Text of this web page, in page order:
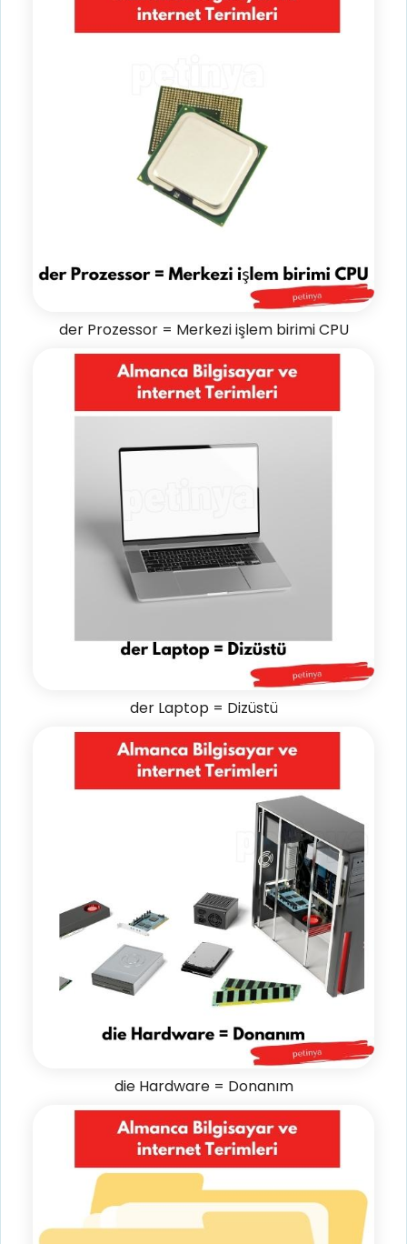
der Prozessor = Merkezi işlem birimi CPU
der Laptop = Dizüstü
die Hardware = Donanım